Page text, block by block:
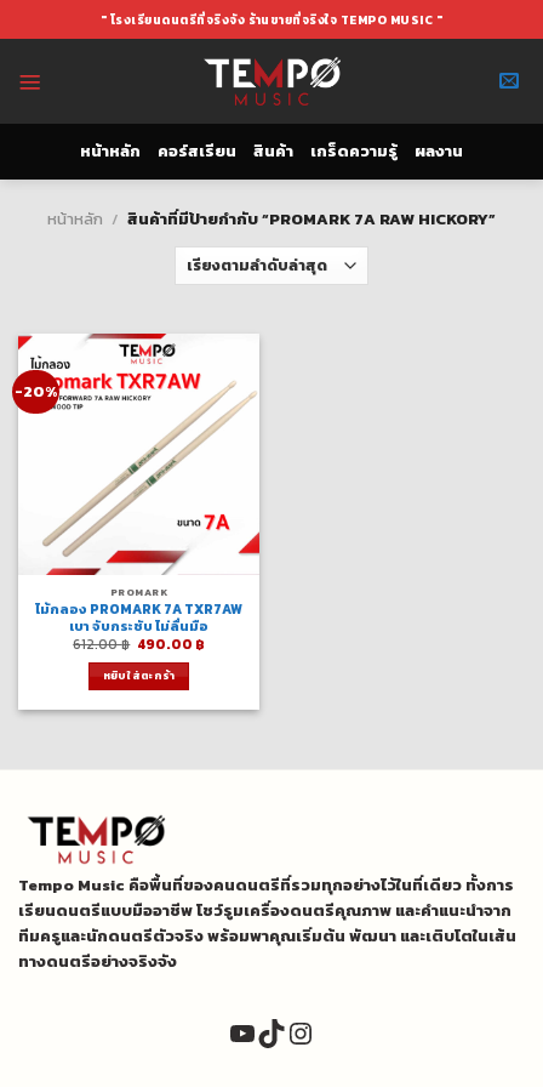
to
" โรงเรียนดนตรีที่จริงจัง ร้านขายที่จริงใจ TEMPO MUSIC "
หน้าหลัก คอร์สเรียน สินค้า เกร็ดความรู้ ผลงาน
หน้าหลัก / สินค้าที่มีป้ายกำกับ “PROMARK 7A RAW HICKORY”
-20%
PROMARK
ไม้กลอง PROMARK 7A TXR7AW
เบา จับกระชับ ไม่ลื่นมือ
612.00฿ Original
was:
612.00 ฿.
490.00 ฿Current
หยิบใส่ตะกร้า
Tempo Music คือพื้นที่ของคนดนตรีที่รวมทุกอย่างไว้ในที่เดียว ทั้งการ
เรียนดนตรีแบบมืออาชีพ โชว์รูมเครื่องดนตรีคุณภาพ และคำแนะนำจาก
ทีมครูและนักดนตรีตัวจริง พร้อมพาคุณเริ่มต้น พัฒนา และเติบโตในเส้น
ทางดนตรีอย่างจริงจัง
YouTube
TikTok
Instagram